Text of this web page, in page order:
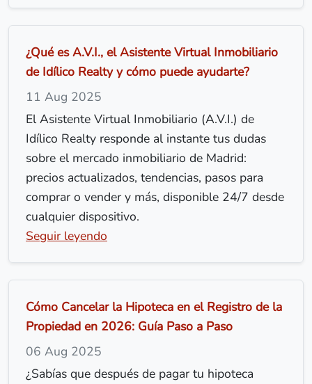
¿Qué es A.V.I., el Asistente Virtual Inmobiliario
de Idílico Realty y cómo puede ayudarte?
11 Aug 2025
El Asistente Virtual Inmobiliario (A.V.I.) de
Idílico Realty responde al instante tus dudas
sobre el mercado inmobiliario de Madrid:
precios actualizados, tendencias, pasos para
comprar o vender y más, disponible 24/7 desde
cualquier dispositivo.
Seguir leyendo
Cómo Cancelar la Hipoteca en el Registro de la
Propiedad en 2026: Guía Paso a Paso
06 Aug 2025
¿Sabías que después de pagar tu hipoteca